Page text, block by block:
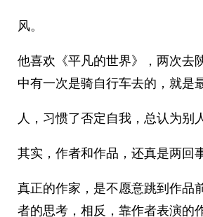
风。
他喜欢《平凡的世界》，两次去
中有一次是骑自行车去的，就是
人，习惯了否定自我，总认为别
其实，作者和作品，还真是两回事
真正的作家，是不愿意跳到作品
者的思考，相反，靠作者表演的